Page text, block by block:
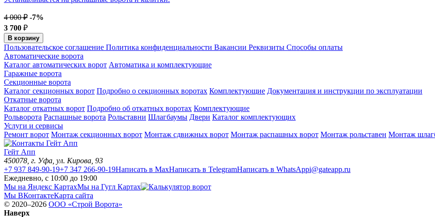
4 000 ₽ -7%
3 700 ₽
В корзину
Пользовательское соглашение Политика конфиденциальности Вакансии Реквизиты Способы оплаты
Автоматические ворота
Каталог автоматических ворот Автоматика и комплектующие
Гаражные ворота
Секционные ворота
Каталог секционных ворот Подробно о секционных воротах Комплектующие Документация и инструкции по эксплуатации
Откатные ворота
Каталог откатных ворот Подробно об откатных воротах Комплектующие
Рольворота Распашные ворота Рольставни Шлагбаумы Двери Каталог комплектующих
Услуги и сервисы
Ремонт ворот Монтаж секционных ворот Монтаж сдвижных ворот Монтаж распашных ворот Монтаж рольставен Монтаж
Гейт Апп
450078 , г. Уфа ул. Кирова, 93
+7 937 849-90-19+7 347 266-90-19Написать в MaxНаписать в TelegramНаписать в WhatsAppi@gateapp.ru
Ежедневно, с 10:00 до 19:00
Мы на Яндекс КартахМы на Гугл Картах
Мы ВКонтактеКарта сайта
© 2020–2026 OOO «Строй Ворота»
Наверх